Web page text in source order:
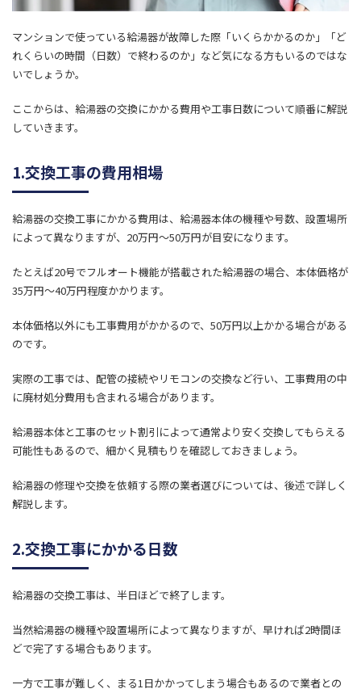
マンションで使っている給湯器が故障した際「いくらかかるのか」「ど
れくらいの時間（日数）で終わるのか」など気になる方もいるのではな
いでしょうか。
ここからは、給湯器の交換にかかる費用や工事日数について順番に解説
していきます。
1.交換工事の費用相場
給湯器の交換工事にかかる費用は、給湯器本体の機種や号数、設置場所
によって異なりますが、20万円〜50万円が目安になります。
たとえば20号でフルオート機能が搭載された給湯器の場合、本体価格が
35万円〜40万円程度かかります。
本体価格以外にも工事費用がかかるので、50万円以上かかる場合がある
のです。
実際の工事では、配管の接続やリモコンの交換など行い、工事費用の中
に廃材処分費用も含まれる場合があります。
給湯器本体と工事のセット割引によって通常より安く交換してもらえる
可能性もあるので、細かく見積もりを確認しておきましょう。
給湯器の修理や交換を依頼する際の業者選びについては、後述で詳しく
解説します。
2.交換工事にかかる日数
給湯器の交換工事は、半日ほどで終了します。
当然給湯器の機種や設置場所によって異なりますが、早ければ2時間ほ
どで完了する場合もあります。
一方で工事が難しく、まる1日かかってしまう場合もあるので業者との